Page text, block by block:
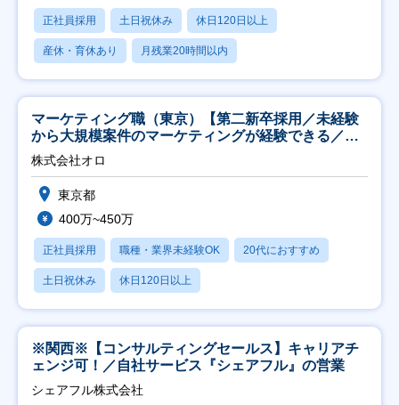
正社員採用 土日祝休み 休日120日以上
産休・育休あり 月残業20時間以内
マーケティング職（東京）【第二新卒採用／未経験
から大規模案件のマーケティングが経験できる／研
修充実】
株式会社オロ
東京都
400万~450万
正社員採用 職種・業界未経験OK 20代におすすめ
土日祝休み 休日120日以上
※関西※【コンサルティングセールス】キャリアチ
ェンジ可！／自社サービス『シェアフル』の営業
シェアフル株式会社